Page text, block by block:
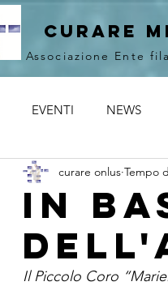
curare
Associazione Ente
EVENTI NEWS
in
curare onlus Tempo
Il Piccolo Coro